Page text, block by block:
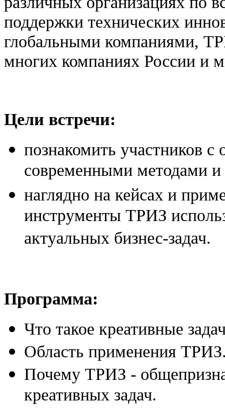
поддержки технических
глобальными компаниями,
многих компаниях России и
Цели встречи:
познакомить участников
современными методами
наглядно на кейсах и
инструменты ТРИЗ
актуальных бизнес-задач.
Программа:
Что такое креативные
Область применения
Почему ТРИЗ -
креативных задач.